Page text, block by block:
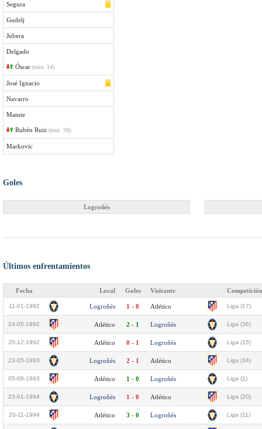
Segura
Gudelj
Jubera
Delgado
Óscar (min. 14)
José Ignacio
Navarro
Matute
Rubén Ruiz (min. 59)
Markovic
Goles
Logroñés
Últimos enfrentamientos
Fecha Local Goles Visitante Competición
11-01-1992 Logroñés 1 - 0 Atlético Liga (17)
24-05-1992 Atlético 2 - 1 Logroñés Liga (36)
20-12-1992 Atlético 0 - 1 Logroñés Liga (15)
23-05-1993 Logroñés 2 - 1 Atlético Liga (34)
05-09-1993 Atlético 1 - 0 Logroñés Liga (1)
23-01-1994 Logroñés 1 - 0 Atlético Liga (20)
20-11-1994 Atlético 3 - 0 Logroñés Liga (11)